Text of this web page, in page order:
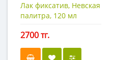
Лак фиксатив, Невская
палитра, 120 мл
2700 тг.